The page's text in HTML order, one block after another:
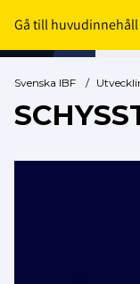
Gå till huvudinnehåll
Svenska IBF /